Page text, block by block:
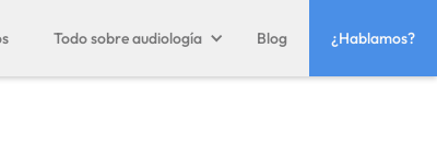
Todo sobre audiología Blog ¿Hablamos?